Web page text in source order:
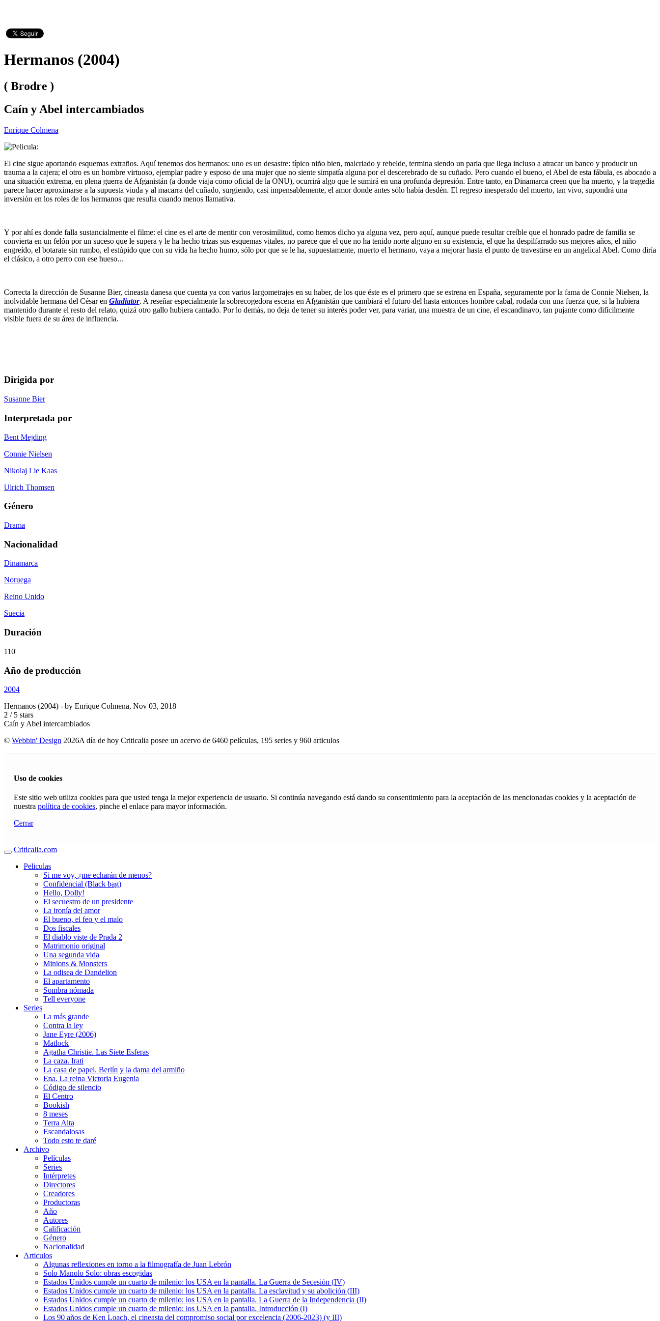
Hermanos (2004)
( Brodre )
Caín y Abel intercambiados
Enrique Colmena
El cine sigue aportando esquemas extraños. Aquí tenemos dos hermanos: uno es un desastre: típico niño bien, malcriado y rebelde, termina siendo un paria que llega incluso a atracar un banco y producir un
trauma a la cajera; el otro es un hombre virtuoso, ejemplar padre y esposo de una mujer que no siente simpatía alguna por el descerebrado de su cuñado. Pero cuando el bueno, el Abel de esta fábula, es abocado a
una situación extrema, en plena guerra de Afganistán (a donde viaja como oficial de la ONU), ocurrirá algo que le sumirá en una profunda depresión. Entre tanto, en Dinamarca creen que ha muerto, y la tragedia
parece hacer aproximarse a la supuesta viuda y al macarra del cuñado, surgiendo, casi impensablemente, el amor donde antes sólo había desdén. El regreso inesperado del muerto, tan vivo, supondrá una
inversión en los roles de los hermanos que resulta cuando menos llamativa.
Y por ahí es donde falla sustancialmente el filme: el cine es el arte de mentir con verosimilitud, como hemos dicho ya alguna vez, pero aquí, aunque puede resultar creíble que el honrado padre de familia se
convierta en un felón por un suceso que le supera y le ha hecho trizas sus esquemas vitales, no parece que el que no ha tenido norte alguno en su existencia, el que ha despilfarrado sus mejores años, el niño
engreído, el botarate sin rumbo, el estúpido que con su vida ha hecho humo, sólo por que se le ha, supuestamente, muerto el hermano, vaya a mejorar hasta el punto de travestirse en un angelical Abel. Como diría
el clásico, a otro perro con ese hueso...
Correcta la dirección de Susanne Bier, cineasta danesa que cuenta ya con varios largometrajes en su haber, de los que éste es el primero que se estrena en España, seguramente por la fama de Connie Nielsen, la
inolvidable hermana del César en Gladiator. A reseñar especialmente la sobrecogedora escena en Afganistán que cambiará el futuro del hasta entonces hombre cabal, rodada con una fuerza que, si la hubiera
mantenido durante el resto del relato, quizá otro gallo hubiera cantado. Por lo demás, no deja de tener su interés poder ver, para variar, una muestra de un cine, el escandinavo, tan pujante como difícilmente
visible fuera de su área de influencia.
Dirigida por
Susanne Bier
Interpretada por
Bent Mejding
Connie Nielsen
Nikolaj Lie Kaas
Ulrich Thomsen
Género
Drama
Nacionalidad
Dinamarca
Noruega
Reino Unido
Suecia
Duración
110'
Año de producción
2004
Hermanos (2004) - by Enrique Colmena, Nov 03, 2018
2 / 5 stars
Caín y Abel intercambiados
© Webbin' Design 2026A día de hoy Criticalia posee un acervo de 6460 películas, 195 series y 960 articulos
Uso de cookies
Este sitio web utiliza cookies para que usted tenga la mejor experiencia de usuario. Si continúa navegando está dando su consentimiento para la aceptación de las mencionadas cookies y la aceptación de
nuestra política de cookies, pinche el enlace para mayor información.
Cerrar
Criticalia.com
Peliculas
Si me voy, ¿me echarán de menos?
Confidencial (Black bag)
Hello, Dolly!
El secuestro de un presidente
La ironía del amor
El bueno, el feo y el malo
Dos fiscales
El diablo viste de Prada 2
Matrimonio original
Una segunda vida
Minions & Monsters
La odisea de Dandelion
El apartamento
Sombra nómada
Tell everyone
Series
La más grande
Contra la ley
Jane Eyre (2006)
Matlock
Agatha Christie. Las Siete Esferas
La caza. Irati
La casa de papel. Berlín y la dama del armiño
Ena. La reina Victoria Eugenia
Código de silencio
El Centro
Bookish
8 meses
Terra Alta
Escandalosas
Todo esto te daré
Archivo
Películas
Series
Intérpretes
Directores
Creadores
Productoras
Año
Autores
Calificación
Género
Nacionalidad
Articulos
Algunas reflexiones en torno a la filmografía de Juan Lebrón
Solo Manolo Solo: obras escogidas
Estados Unidos cumple un cuarto de milenio: los USA en la pantalla. La Guerra de Secesión (IV)
Estados Unidos cumple un cuarto de milenio: los USA en la pantalla. La esclavitud y su abolición (III)
Estados Unidos cumple un cuarto de milenio: los USA en la pantalla. La Guerra de la Independencia (II)
Estados Unidos cumple un cuarto de milenio: los USA en la pantalla. Introducción (I)
Los 90 años de Ken Loach, el cineasta del compromiso social por excelencia (2006-2023) (y III)